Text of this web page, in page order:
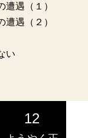
遭遇（１）
遭遇（２）
い
12